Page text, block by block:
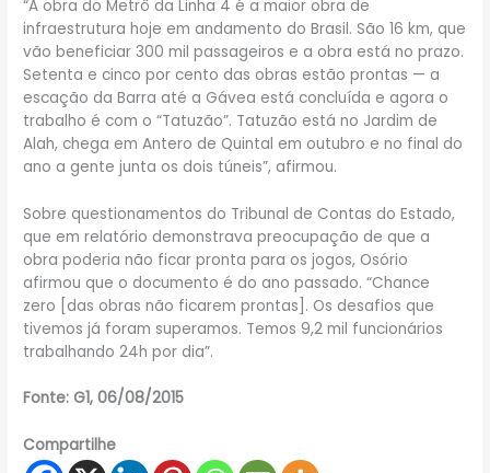
“A obra do Metrô da Linha 4 é a maior obra de
infraestrutura hoje em andamento do Brasil. São 16 km, que
vão beneficiar 300 mil passageiros e a obra está no prazo.
Setenta e cinco por cento das obras estão prontas — a
escação da Barra até a Gávea está concluída e agora o
trabalho é com o “Tatuzão”. Tatuzão está no Jardim de
Alah, chega em Antero de Quintal em outubro e no final do
ano a gente junta os dois túneis”, afirmou.
Sobre questionamentos do Tribunal de Contas do Estado,
que em relatório demonstrava preocupação de que a
obra poderia não ficar pronta para os jogos, Osório
afirmou que o documento é do ano passado. “Chance
zero [das obras não ficarem prontas]. Os desafios que
tivemos já foram superamos. Temos 9,2 mil funcionários
trabalhando 24h por dia”.
Fonte: G1, 06/08/2015
Compartilhe